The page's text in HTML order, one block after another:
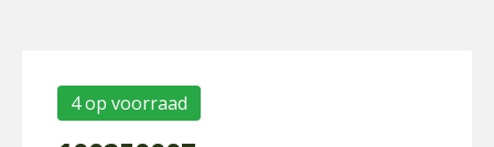
4 op voorraad